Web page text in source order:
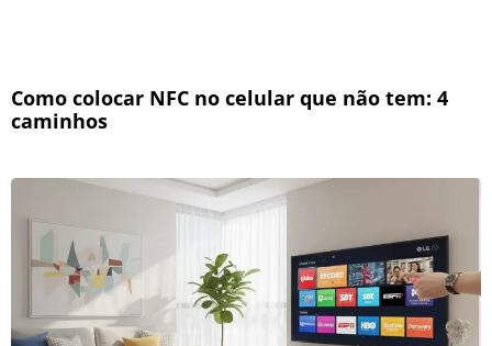
Como colocar NFC no celular que não tem: 4
caminhos